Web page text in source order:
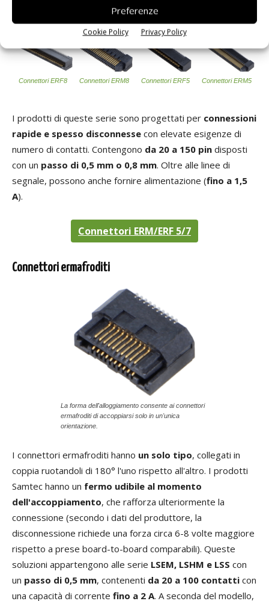
Preferenze
Cookie Policy Privacy Policy
F/M si riferiscono ai tipi di connettore femmina/maschio).
Connettori ERF8 Connettori ERM8 Connettori ERF5 Connettori ERM5
I prodotti di queste serie sono progettati per connessioni
rapide e spesso disconnesse con elevate esigenze di
numero di contatti. Contengono da 20 a 150 pin disposti
con un passo di 0,5 mm o 0,8 mm. Oltre alle linee di
segnale, possono anche fornire alimentazione (fino a 1,5
A).
Connettori ERM/ERF 5/7
Connettori ermafroditi
La forma dell'alloggiamento consente ai connettori
ermafroditi di accoppiarsi solo in un'unica
orientazione.
I connettori ermafroditi hanno un solo tipo, collegati in
coppia ruotandoli di 180° l'uno rispetto all'altro. I prodotti
Samtec hanno un fermo udibile al momento
dell'accoppiamento, che rafforza ulteriormente la
connessione (secondo i dati del produttore, la
disconnessione richiede una forza circa 6-8 volte maggiore
rispetto a prese board-to-board comparabili). Queste
soluzioni appartengono alle serie LSEM, LSHM e LSS con
un passo di 0,5 mm, contenenti da 20 a 100 contatti con
una capacità di corrente fino a 2 A. A seconda del modello,